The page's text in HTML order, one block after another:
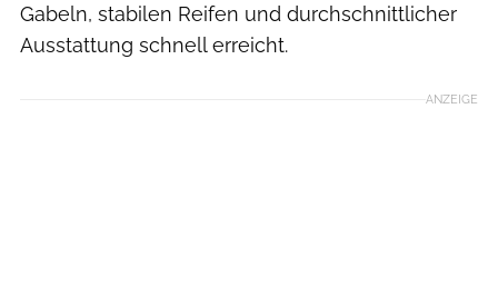
Gabeln, stabilen Reifen und durchschnittlicher
Ausstattung schnell erreicht.
ANZEIGE